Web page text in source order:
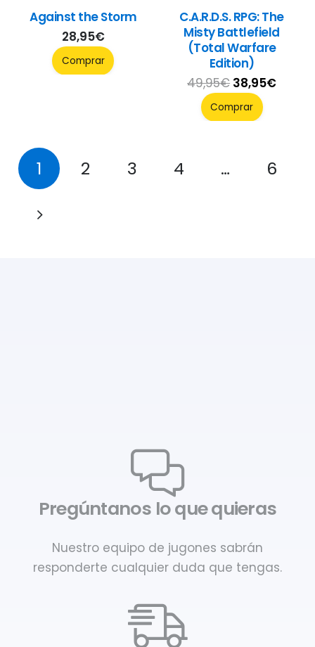
Against the Storm
28,95€
Comprar
C.A.R.D.S. RPG: The
Misty Battlefield
(Total Warfare
Edition)
49,95€ El
precio
original
49,95€.
38,95€El
Comprar
1 2 3 4 … 6
Pregúntanos lo que quieras
Nuestro equipo de jugones sabrán
responderte cualquier duda que tengas.